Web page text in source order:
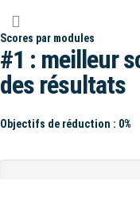
Scores par modules
#1 : meilleur
des résultats
Objectifs de réduction : 0%